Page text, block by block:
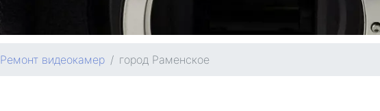
Ремонт видеокамер город Раменское